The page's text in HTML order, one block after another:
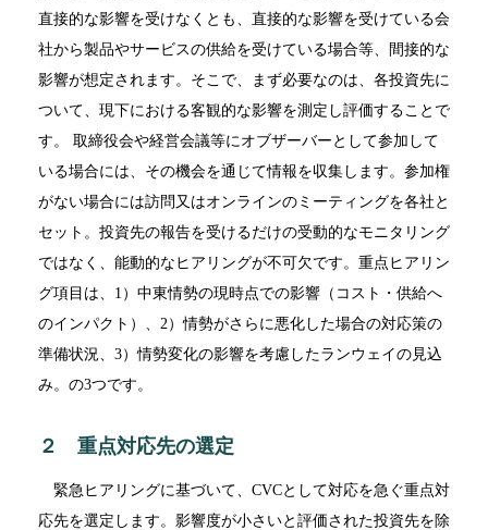
直接的な影響を受けなくとも、直接的な影響を受けている会
社から製品やサービスの供給を受けている場合等、間接的な
影響が想定されます。そこで、まず必要なのは、各投資先に
ついて、現下における客観的な影響を測定し評価することで
す。 取締役会や経営会議等にオブザーバーとして参加して
いる場合には、その機会を通じて情報を収集します。参加権
がない場合には訪問又はオンラインのミーティングを各社と
セット。投資先の報告を受けるだけの受動的なモニタリング
ではなく、能動的なヒアリングが不可欠です。重点ヒアリン
グ項目は、1）中東情勢の現時点での影響（コスト・供給へ
のインパクト）、2）情勢がさらに悪化した場合の対応策の
準備状況、3）情勢変化の影響を考慮したランウェイの見込
み。の3つです。
２ 重点対応先の選定
緊急ヒアリングに基づいて、CVCとして対応を急ぐ重点対
応先を選定します。影響度が小さいと評価された投資先を除